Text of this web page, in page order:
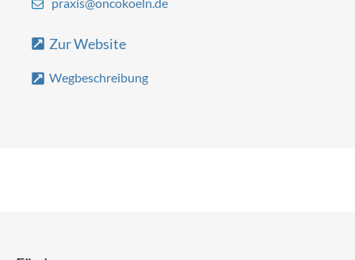
Zur Website
Wegbeschreibung